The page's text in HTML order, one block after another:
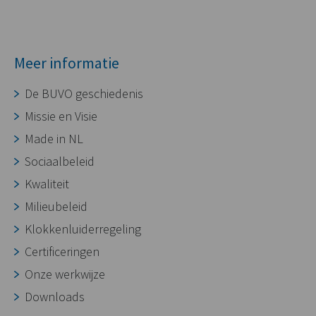
Meer informatie
De BUVO geschiedenis
Missie en Visie
Made in NL
Sociaalbeleid
Kwaliteit
Milieubeleid
Klokkenluiderregeling
Certificeringen
Onze werkwijze
Downloads